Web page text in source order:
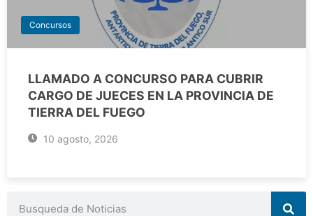
Concursos
LLAMADO A CONCURSO PARA CUBRIR
CARGO DE JUECES EN LA PROVINCIA DE
TIERRA DEL FUEGO
10 agosto, 2026